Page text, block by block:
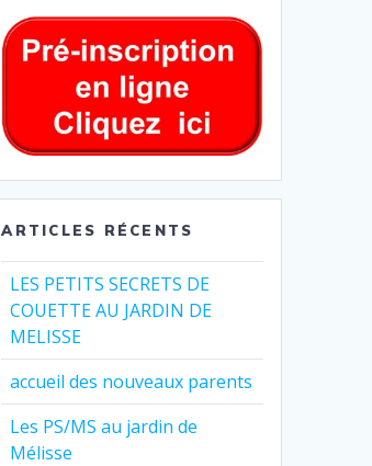
ARTICLES RÉCENTS
LES PETITS SECRETS DE
COUETTE AU JARDIN DE
MELISSE
accueil des nouveaux parents
Les PS/MS au jardin de
Mélisse